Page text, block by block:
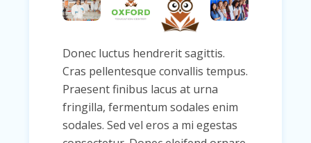
Donec luctus hendrerit sagittis.
Cras pellentesque convallis tempus.
Praesent finibus lacus at urna
fringilla, fermentum sodales enim
sodales. Sed vel eros a mi egestas